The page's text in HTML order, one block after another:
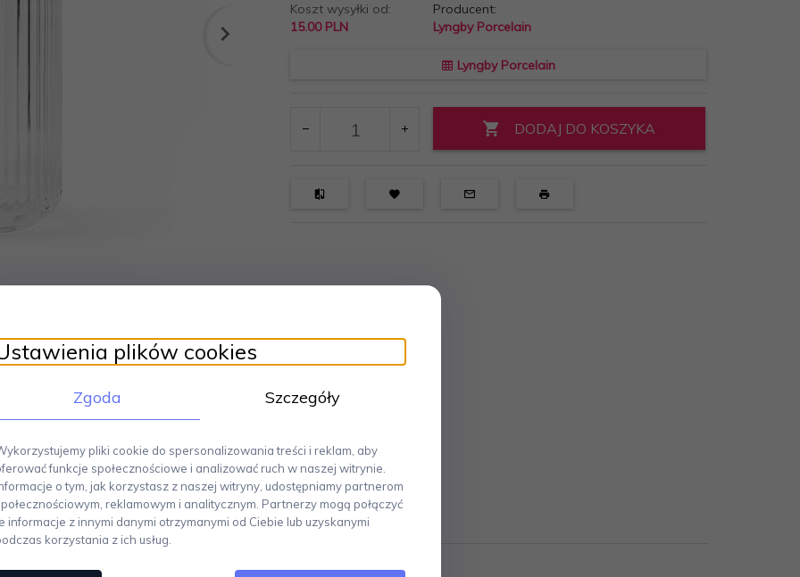
Koszt wysyłki od:
15.00 PLN
Producent:
Lyngby Porcelain
Lyngby Porcelain
DODAJ DO KOSZYKA
plików cookies
Zgoda Szczegóły
pliki cookie do spersonalizowania treści i reklam, aby
funkcje społecznościowe i analizować ruch w naszej witrynie.
o tym, jak korzystasz z naszej witryny, udostępniamy partnerom
reklamowym i analitycznym. Partnerzy mogą połączyć
informacje z innymi danymi otrzymanymi od Ciebie lub uzyskanymi
korzystania z ich usług.